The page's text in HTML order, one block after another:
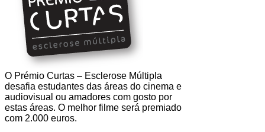
O Prémio Curtas – Esclerose Múltipla
desafia estudantes das áreas do cinema e
audiovisual ou amadores com gosto por
estas áreas. O melhor filme será premiado
com 2.000 euros.